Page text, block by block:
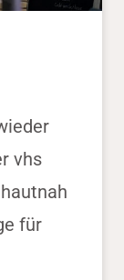
vhs
für